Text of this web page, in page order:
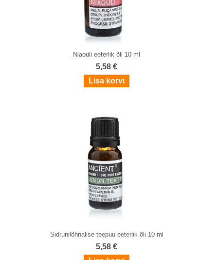
Niaouli eeterlik õli 10 ml
5,58 €
Sidrunilõhnalise teepuu eeterlik õli 10 ml
5,58 €